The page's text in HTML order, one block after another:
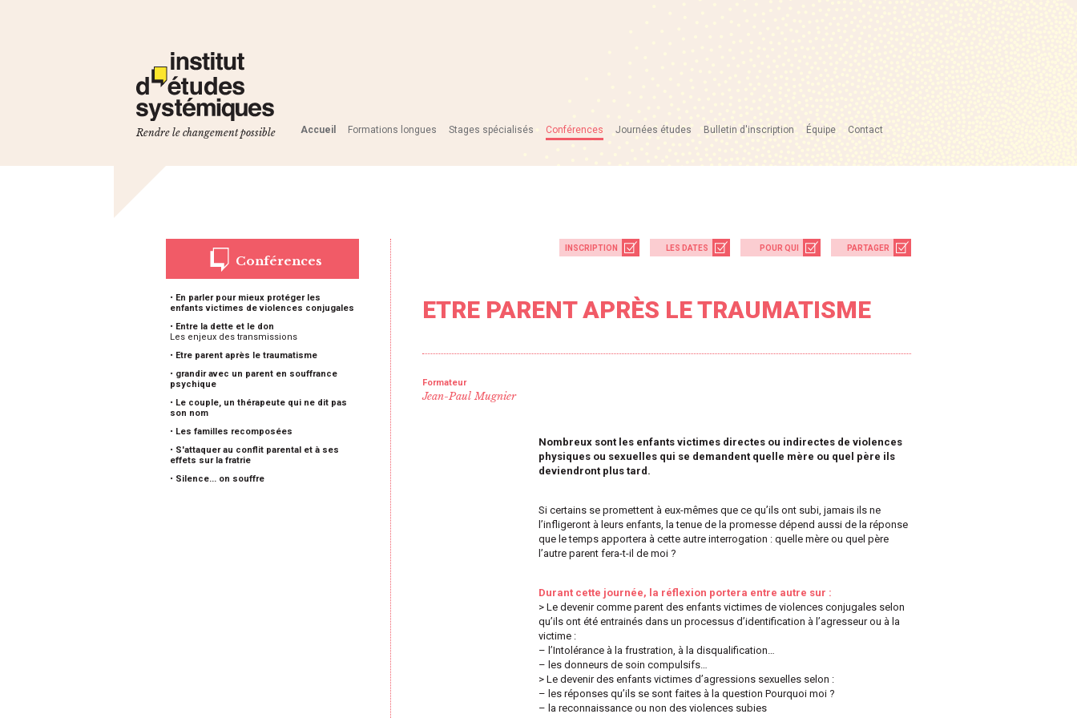
Rendre le changement possible Accueil Formations longues Stages spécialisés Conférences Journées études Bulletin d'inscription Équipe Contact
Conférences
• En parler pour mieux protéger les
enfants victimes de violences conjugales
• Entre la dette et le don
Les enjeux des transmissions
• Etre parent après le traumatisme
• grandir avec un parent en souffrance
psychique
• Le couple, un thérapeute qui ne dit pas
son nom
• Les familles recomposées
• S'attaquer au conflit parental et à ses
effets sur la fratrie
• Silence... on souffre
INSCRIPTION LES DATES POUR QUI PARTAGER
ETRE PARENT APRÈS LE TRAUMATISME
Formateur
Jean-Paul Mugnier
Nombreux sont les enfants victimes directes ou indirectes de violences
physiques ou sexuelles qui se demandent quelle mère ou quel père ils
deviendront plus tard.
Si certains se promettent à eux-mêmes que ce qu’ils ont subi, jamais ils ne
l’infligeront à leurs enfants, la tenue de la promesse dépend aussi de la réponse
que le temps apportera à cette autre interrogation : quelle mère ou quel père
l’autre parent fera-t-il de moi ?
Durant cette journée, la réflexion portera entre autre sur :
> Le devenir comme parent des enfants victimes de violences conjugales selon
qu’ils ont été entrainés dans un processus d’identification à l’agresseur ou à la
victime :
– l’Intolérance à la frustration, à la disqualification…
– les donneurs de soin compulsifs…
> Le devenir des enfants victimes d’agressions sexuelles selon :
– les réponses qu’ils se sont faites à la question Pourquoi moi ?
– la reconnaissance ou non des violences subies